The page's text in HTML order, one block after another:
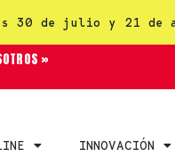
30 de julio y 21 de
»
INNOVACIÓN